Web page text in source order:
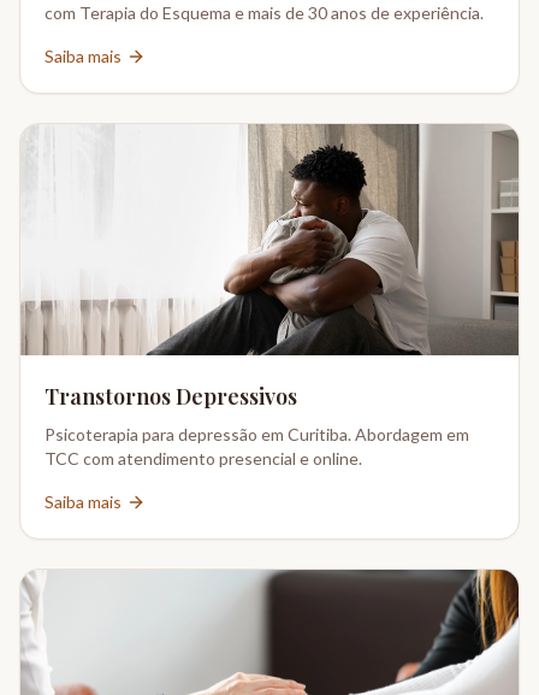
com Terapia do Esquema e mais de 30 anos de experiência.
Saiba mais
Transtornos Depressivos
Psicoterapia para depressão em Curitiba. Abordagem em
TCC com atendimento presencial e online.
Saiba mais